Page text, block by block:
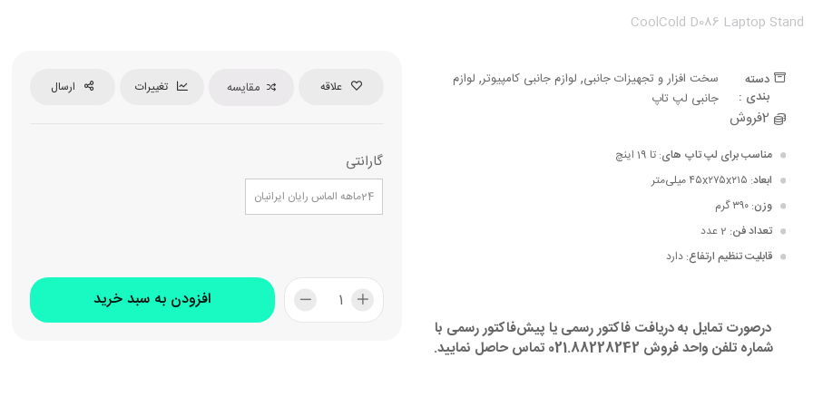
جمعه سیاه
جمعه سیاه
CoolCold D086 Laptop Stand
دسته
بندی :
سخت افزار و تجهیزات جانبی, لوازم جانبی کامپیوتر, لوازم
جانبی لپ تاپ
2فروش
مناسب برای لپ تاپ های: تا 19 اینچ
ابعاد: ۴۵x۲۷۵x۲۱۵ میلی‌متر
وزن: ۳۹۰ گرم
تعداد فن: 2 عدد
قابلیت تنظیم ارتفاع: دارد
درصورت تمایل به دریافت فاکتور رسمی یا پیش‌فاکتور رسمی با
شماره تلفن واحد فروش 021.88228242 تماس حاصل نمایید.
علاقه مقایسه تغییرات ارسال
گارانتی
24ماهه الماس رایان ایرانیان
افزودن به سبد خرید